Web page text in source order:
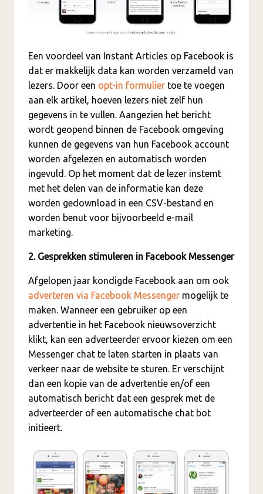
Een voordeel van Instant Articles op Facebook is
dat er makkelijk data kan worden verzameld van
lezers. Door een opt-in formulier toe te voegen
aan elk artikel, hoeven lezers niet zelf hun
gegevens in te vullen. Aangezien het bericht
wordt geopend binnen de Facebook omgeving
kunnen de gegevens van hun Facebook account
worden afgelezen en automatisch worden
ingevuld. Op het moment dat de lezer instemt
met het delen van de informatie kan deze
worden gedownload in een CSV-bestand en
worden benut voor bijvoorbeeld e-mail
marketing.
2. Gesprekken stimuleren in Facebook Messenger
Afgelopen jaar kondigde Facebook aan om ook
adverteren via Facebook Messenger mogelijk te
maken. Wanneer een gebruiker op een
advertentie in het Facebook nieuwsoverzicht
klikt, kan een adverteerder ervoor kiezen om een
Messenger chat te laten starten in plaats van
verkeer naar de website te sturen. Er verschijnt
dan een kopie van de advertentie en/of een
automatisch bericht dat een gesprek met de
adverteerder of een automatische chat bot
initieert.